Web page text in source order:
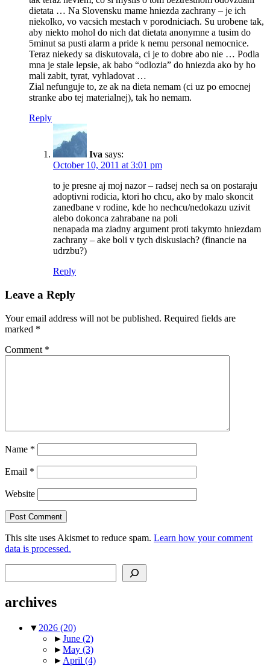
dietata … Na Slovensku mame hniezda zachrany – je ich
niekolko, vo vacsich mestach v porodniciach. Su urobene tak,
aby niekto mohol do nich dat dietata anonymne a tusim do
5minut sa pusti alarm a pride k nemu personal nemocnice.
Teraz niekedy sa diskutovala, ci je to dobre abo nie … Podla
mna je stale lepsie, ak babo “odlozia” do hniezda ako by ho
mali zabit, tyrat, vyhladovat …
Zial nefunguje to, ze ak na dieta nemam (ci uz po emocnej
stranke abo tej materialnej), tak ho nemam.
Reply
Iva says:
October 10, 2011 at 3:01 pm
to je presne aj moj nazor – radsej nech sa on postaraju
adoptivni rodicia, ktori ho chcu, ako by malo skoncit
zanedbane v rodine, kde ho nechcu/nedokazu uzivit
alebo dokonca zahrabane na poli
nenapada ma ziadny argument proti takymto hniezdam
zachrany – ake boli v tych diskusiach? (financie na
udrzbu?)
Reply
Leave a Reply
Your email address will not be published. Required fields are
marked *
Comment *
Name *
Email *
Website
This site uses Akismet to reduce spam. Learn how your comment
data is processed.
archives
▼ 2026 (20)
►June (2)
►May (3)
► April (4)